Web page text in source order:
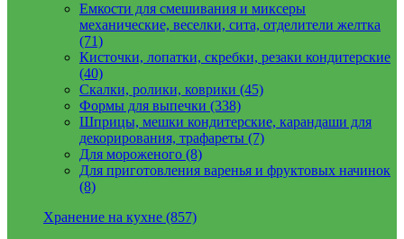
Емкости для смешивания и миксеры
механические, веселки, сита, отделители желтка
(71)
Кисточки, лопатки, скребки, резаки кондитерские
(40)
Скалки, ролики, коврики (45)
Формы для выпечки (338)
Шприцы, мешки кондитерские, карандаши для
декорирования, трафареты (7)
Для мороженого (8)
Для приготовления варенья и фруктовых начинок
(8)
Хранение на кухне (857)